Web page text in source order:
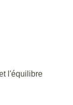
l'équilibre